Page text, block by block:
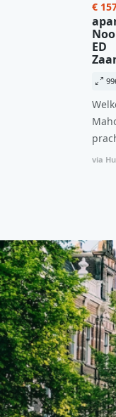
€
ED
de
van
die
2026. Bij binnenkomst
via